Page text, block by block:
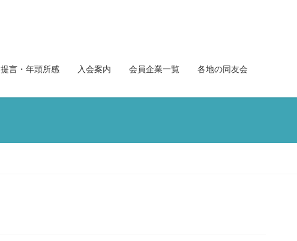
提言・年頭所感 入会案内 会員企業一覧 各地の同友会